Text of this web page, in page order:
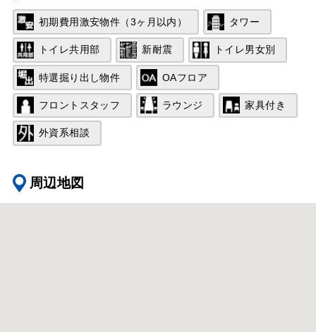
初期費用激安物件（3ヶ月以内） タワー
トイレ共用部 新耐震 トイレ男女別
特選掘り出し物件 OAフロア
フロントスタッフ ラウンジ 家具付き
外資系相談
周辺地図